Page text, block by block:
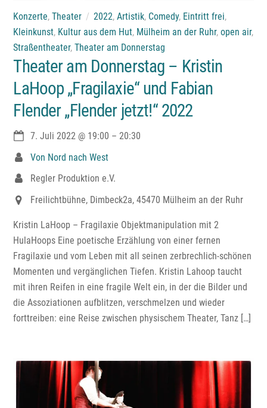
Konzerte, Theater 2022, Artistik, Comedy, Eintritt frei,
Kleinkunst, Kultur aus dem Hut, Mülheim an der Ruhr, open air,
Straßentheater, Theater am Donnerstag
Theater am Donnerstag – Kristin
LaHoop „Fragilaxie“ und Fabian
Flender „Flender jetzt!“ 2022
7. Juli 2022 @ 19:00 – 20:30
Von Nord nach West
Regler Produktion e.V.
Freilichtbühne, Dimbeck2a, 45470 Mülheim an der Ruhr
Kristin LaHoop – Fragilaxie Objektmanipulation mit 2
HulaHoops Eine poetische Erzählung von einer fernen
Fragilaxie und vom Leben mit all seinen zerbrechlich-schönen
Momenten und vergänglichen Tiefen. Kristin Lahoop taucht
mit ihren Reifen in eine fragile Welt ein, in der die Bilder und
die Assoziationen aufblitzen, verschmelzen und wieder
forttreiben: eine Reise zwischen physischem Theater, Tanz […]